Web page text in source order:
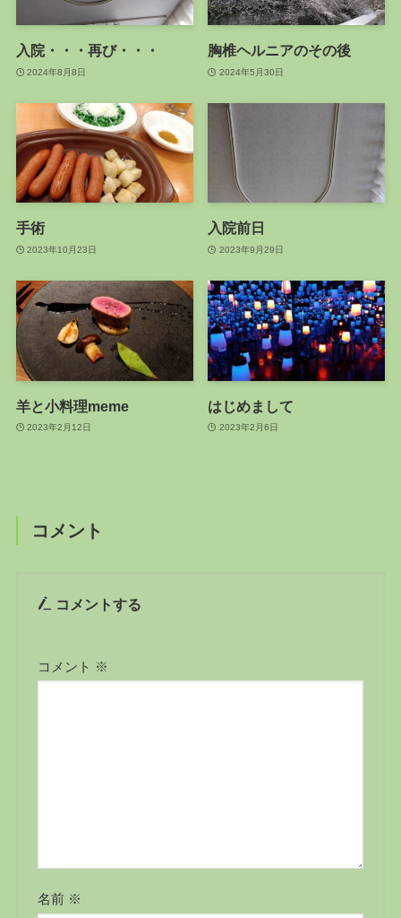
入院・・・再び・・・
2024年8月8日
胸椎ヘルニアのその後
2024年5月30日
手術
2023年10月23日
入院前日
2023年9月29日
羊と小料理meme
2023年2月12日
はじめまして
2023年2月6日
コメント
コメントする
コメント ※
名前 ※